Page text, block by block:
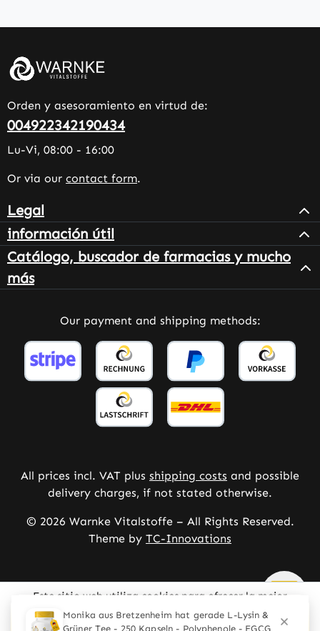
Orden y asesoramiento en virtud de:
004922342190434
Lu-Vi, 08:00 - 16:00
Or via our contact form.
Legal
información útil
Catálogo, buscador de farmacias y mucho
más
Our payment and shipping methods:
All prices incl. VAT plus shipping costs and possible
delivery charges, if not stated otherwise.
© 2026 Warnke Vitalstoffe – All Rights Reserved.
Theme by TC-Innovations
Este sitio web utiliza cookies para ofrecer la mejor
experiencia posible.Mehr Informationen ...